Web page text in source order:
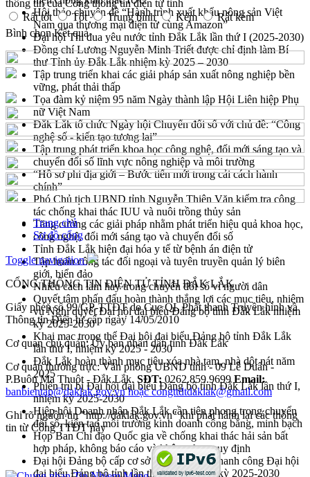
Hội thảo chuyên đề “Hành trình xuất khẩu nông sản Việt
Nam qua thương mại điện tử cùng Amazon”
Đại hội Thi đua yêu nước tỉnh Đắk Lắk lần thứ I (2025-2030)
Đồng chí Lương Nguyễn Minh Triết được chỉ định làm Bí
thư Tỉnh ủy Đắk Lắk nhiệm kỳ 2025 – 2030
Tập trung triển khai các giải pháp sản xuất nông nghiệp bền
vững, phát thải thấp
Tọa đàm kỷ niệm 95 năm Ngày thành lập Hội Liên hiệp Phụ
nữ Việt Nam
Đắk Lắk tổ chức Ngày hội Chuyển đổi số với chủ đề: “Công
nghệ số - kiến tạo tương lai”
Tập trung phát triển khoa học công nghệ, đổi mới sáng tạo và
chuyển đổi số lĩnh vực nông nghiệp và môi trường
“Hồ sơ phi địa giới – Bước tiến mới trong cải cách hành
chính”
Phó Chủ tịch UBND tỉnh Nguyễn Thiên Văn kiểm tra công
tác chống khai thác IUU và nuôi trồng thủy sản
Tăng cường các giải pháp nhằm phát triển hiệu quả khoa học,
công nghệ, đổi mới sáng tạo và chuyển đổi số
Tỉnh Đắk Lắk hiện đại hóa y tế từ bệnh án điện tử
Tập huấn công tác đối ngoại và tuyên truyền quản lý biên
giới, biển đảo
Nhiều cách làm hay trong chuyển đổi số vì người dân
Quyết tâm phấn đấu hoàn thành thắng lợi các mục tiêu, nhiệm
vụ Nghị quyết Đại hội đại biểu Đảng bộ tỉnh Đắk Lắk nhiệm
kỳ 2025-2030
Khai mạc trọng thể Đại hội đại biểu Đảng bộ tỉnh Đắk Lắk
lần thứ I, nhiệm kỳ 2025 - 2030
Đắk Lắk hoàn thành mục tiêu xóa nhà tạm, nhà dột nát năm
2025
Phiên trù bị Đại hội đại biểu Đảng bộ tỉnh Đắk Lắk lần thứ I,
nhiệm kỳ 2025-2030
Hiệp hội Doanh nhân Đắk Lắk cần tiên phong trong chuyển
đổi số, kiến tạo môi trường kinh doanh công bằng, minh bạch
Họp Ban Chỉ đạo Quốc gia về chống khai thác hải sản bất
hợp pháp, không báo cáo và không theo quy định
Đại hội Đảng bộ cấp cơ sở góp phần vào thanh công Đại hội
đại biểu Đảng bộ tỉnh lần thứ nhất, nhiệm kỳ 2025-2030
thông tin của Cổng thông tin điện tử tỉnh
Rất tốt
Tốt Trung bình Kém
Rất kém
Bình chọnKết quả
Trang chủ
Sơ đồ cổng
Toggle navigation
CỔNG THÔNG TIN ĐIỆN TỬ TỈNH ĐẮK LẮK
Giấy phép số 99/GP-TTĐT do Cục QL Phát thanh Truyền hình và
Thông tin Điện tử cấp ngày 14/05/2010
Cơ quan chủ quản: Ủy ban nhân dân tỉnh Đắk Lắk
Cơ quan thường trực: Văn phòng UBND tỉnh - 09 Lê Duẩn -
P.Buôn Ma Thuột - Đắk Lắk. SĐT: 0262.859.9699Email:
banbientap@daklak.gov.vn hoặc congttdtdaklak@gmail.com
Ghi rõ nguồn tin "http://daklak.gov.vn" khi phát hành lại các thông
tin từ Cổng TTĐT này